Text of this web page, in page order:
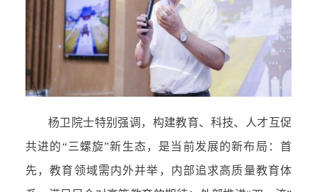
杨卫院士特别强调，构建教育、科技、人才互促
共进的“三螺旋”新生态，是当前发展的新布局：首
先，教育领域需内外并举，内部追求高质量教育体